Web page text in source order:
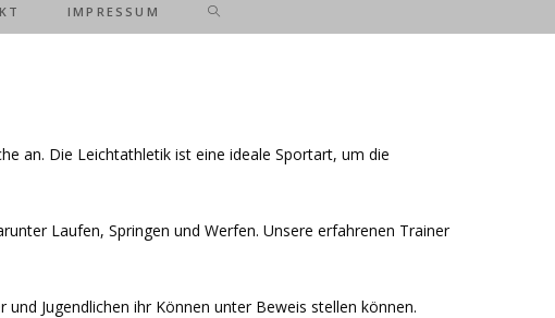
IMPRESSUM WEBSITE-
an. Die Leichtathletik ist eine ideale Sportart, um die
Laufen, Springen und Werfen. Unsere erfahrenen Trainer
Jugendlichen ihr Können unter Beweis stellen können.